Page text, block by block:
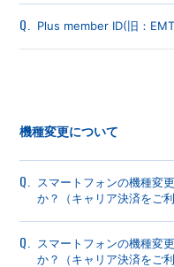
Q. Plus member ID(旧：
機種変更について
Q.
スマートフォンの機種変
か？（キャリア決済をご
Q.
スマートフォンの機種変
か？（キャリア決済をご